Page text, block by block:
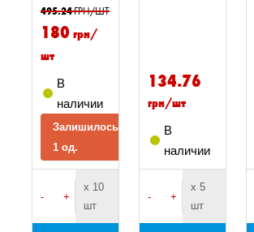
495.24ГРН/ШТ
180 грн/
шт
В
наличии
Залишилось
1 од.
- +
х 10
шт
134.76
грн/шт
В
наличии
- +
х 5
шт